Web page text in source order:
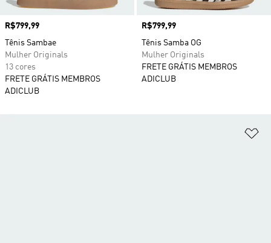
Preço
R$799,99
Tênis Sambae
Mulher Originals
13 cores
FRETE GRÁTIS MEMBROS
ADICLUB
Preço
R$799,99
Tênis Samba OG
Mulher Originals
FRETE GRÁTIS MEMBROS
ADICLUB